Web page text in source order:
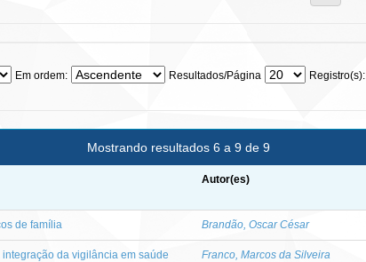
Em ordem: Resultados/Página Registro(s):
Mostrando resultados 6 a 9 de 9
Autor(es)
de família Brandão, Oscar César
da vigilância em saúde
Franco, Marcos da Silveira